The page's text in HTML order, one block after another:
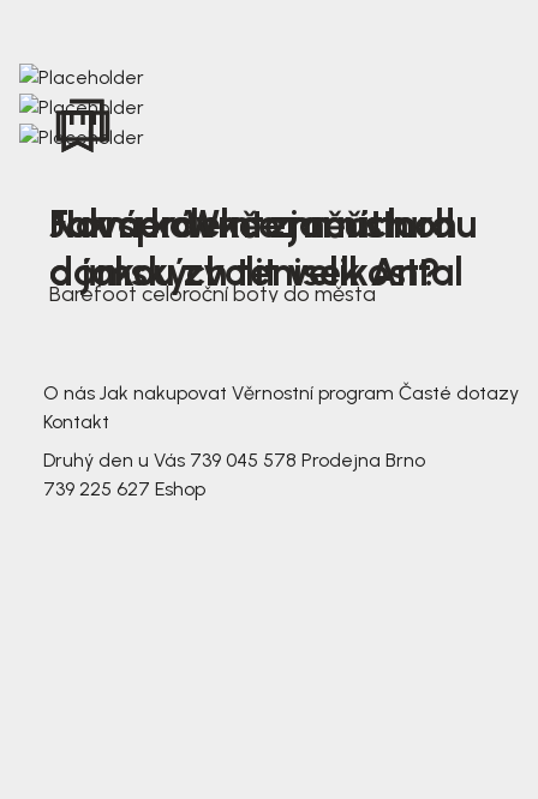
Nová kolekce jarních
dámských tenisek Antal
Jak správně změřit nohu
a jakou zvolit velikost?
Farmer Winter mustard
Barefoot celoroční boty do města
O nás Jak nakupovat Věrnostní program Časté dotazy
Kontakt
Druhý den u Vás 739 045 578 Prodejna Brno
739 225 627 Eshop